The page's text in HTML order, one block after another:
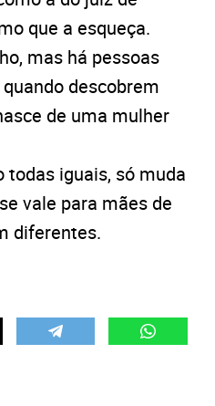
que a esqueça.
mas há pessoas
descobrem
de uma mulher
todas iguais, só muda
vale para mães de
diferentes.